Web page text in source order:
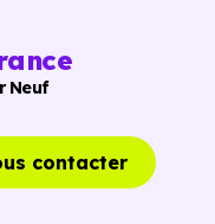
Neuf
contacter